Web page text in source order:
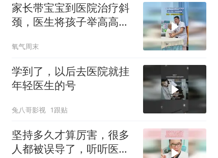
家长带宝宝到医院治疗斜
颈，医生将孩子举高高观
很开心
氧气周末
学到了，以后去医院就挂
年轻医生的号
兔八哥影视 1跟贴
坚持多久才算厉害，很多
人都被误导了，听听医生